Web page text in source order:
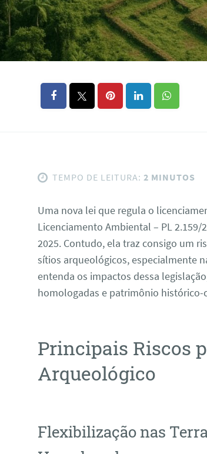
TEMPO DE LEITURA: 2 MINUTOS
Uma nova lei que regula o
Licenciamento Ambiental – PL 2.159/
2025. Contudo, ela traz consigo um
sítios arqueológicos, especialmente
entenda os impactos dessa
homologadas e patrimônio
Principais Riscos
Arqueológico
Flexibilização nas